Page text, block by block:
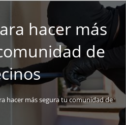
hacer más
de
hacer más segura tu comunidad de